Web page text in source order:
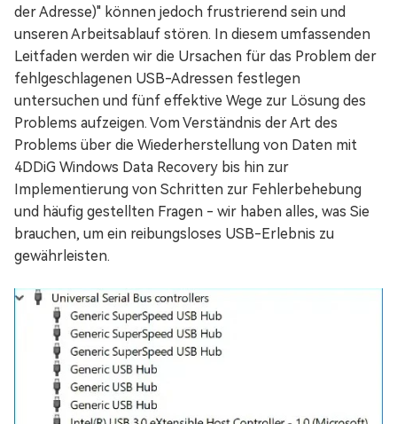
der Adresse)" können jedoch frustrierend sein und
unseren Arbeitsablauf stören. In diesem umfassenden
Leitfaden werden wir die Ursachen für das Problem der
fehlgeschlagenen USB-Adressen festlegen
untersuchen und fünf effektive Wege zur Lösung des
Problems aufzeigen. Vom Verständnis der Art des
Problems über die Wiederherstellung von Daten mit
4DDiG Windows Data Recovery bis hin zur
Implementierung von Schritten zur Fehlerbehebung
und häufig gestellten Fragen - wir haben alles, was Sie
brauchen, um ein reibungsloses USB-Erlebnis zu
gewährleisten.